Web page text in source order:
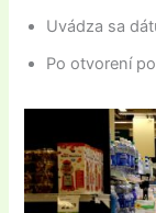
Uvádza sa
Po otvorení